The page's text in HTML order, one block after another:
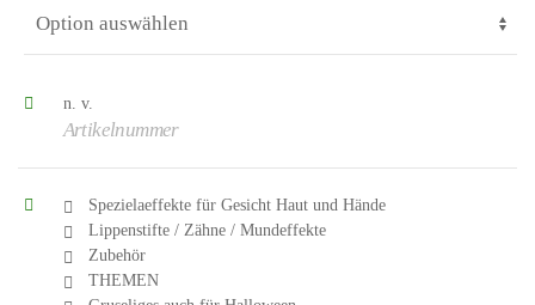
n. v.
Artikelnummer
Spezielaeffekte für Gesicht Haut und Hände
Lippenstifte / Zähne / Mundeffekte
Zubehör
THEMEN